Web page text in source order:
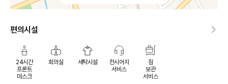
편의시설
24시간
프론트
데스크
회의실 세탁시설
컨시어지
서비스
짐
보관
서비스